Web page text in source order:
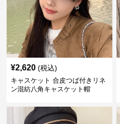
¥2,620 (税込)
キャスケット 合皮つば付きリネ
ン混紡八角キャスケット帽